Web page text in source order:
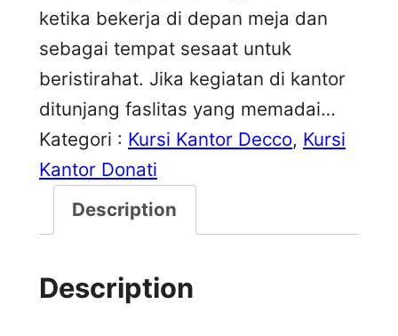
ketika bekerja di depan meja dan
sebagai tempat sesaat untuk
beristirahat. Jika kegiatan di kantor
ditunjang faslitas yang memadai…
Kategori : Kursi Kantor Decco, Kursi
Kantor Donati
Description
Description